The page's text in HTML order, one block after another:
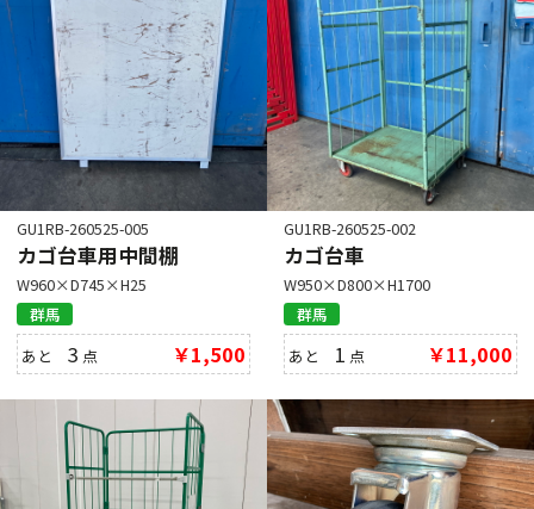
GU1RB-260525-005
カゴ台車用中間棚
W960×D745×H25
群馬
あと3 点 ￥1,500
GU1RB-260525-002
カゴ台車
W950×D800×H1700
群馬
あと 1 点 ￥11,000